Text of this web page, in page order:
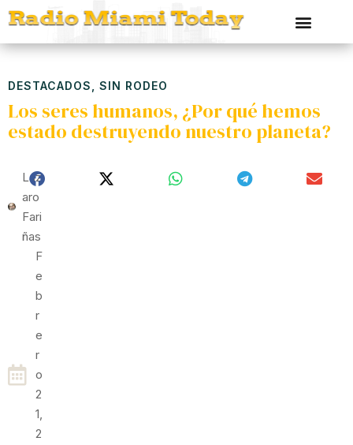
DESTACADOS SIN RODEO
Los seres humanos, ¿Por qué hemos
estado destruyendo nuestro planeta?
Láz
Aro
Fari
Ñas
F
E
B
R
E
R
O
2
1,
2